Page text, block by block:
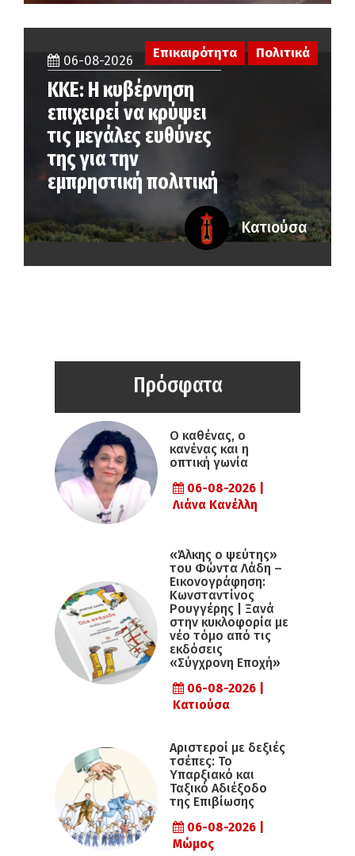
06-08-2026
ΚΚΕ: Η κυβέρνηση
επιχειρεί να κρύψει
τις μεγάλες ευθύνες
της για την
εμπρηστική πολιτική
Επικαιρότητα Πολιτικά
Κατιούσα
Πρόσφατα
Ο καθένας, ο
κανένας και η
οπτική γωνία
06-08-2026 |
Λιάνα Κανέλλη
«Άλκης ο ψεύτης»
του Φώντα Λάδη –
Εικονογράφηση:
Κωνσταντίνος
Ρουγγέρης | Ξανά
στην κυκλοφορία με
νέο τόμο από τις
εκδόσεις
«Σύγχρονη Εποχή»
06-08-2026 |
Κατιούσα
Αριστεροί με δεξιές
τσέπες: Το
Υπαρξιακό και
Ταξικό Αδιέξοδο
της Επιβίωσης
06-08-2026 |
Μώμος